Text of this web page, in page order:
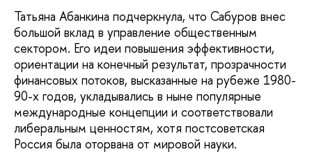
Татьяна Абанкина подчеркнула, что Сабуров внес
большой вклад в управление общественным
сектором. Его идеи повышения эффективности,
ориентации на конечный результат, прозрачности
финансовых потоков, высказанные на рубеже 1980-
90-х годов, укладывались в ныне популярные
международные концепции и соответствовали
либеральным ценностям, хотя постсоветская
Россия была оторвана от мировой науки.